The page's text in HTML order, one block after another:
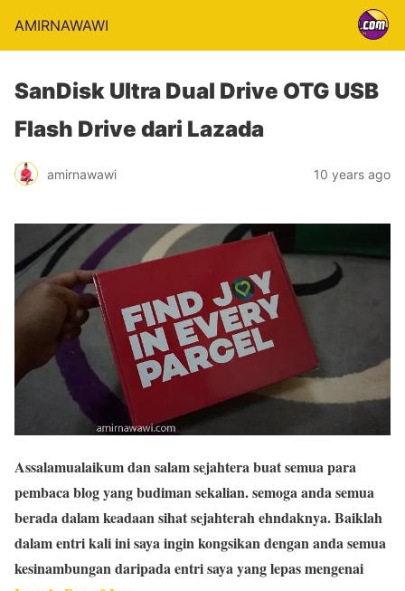
AMIRNAWAWI
SanDisk Ultra Dual Drive OTG USB
Flash Drive dari Lazada
amirnawawi 10 years ago
Assalamualaikum dan salam sejahtera buat semua para
pembaca blog yang budiman sekalian. semoga anda semua
berada dalam keadaan sihat sejahterah ehndaknya. Baiklah
dalam entri kali ini saya ingin kongsikan dengan anda semua
kesinambungan daripada entri saya yang lepas mengenai